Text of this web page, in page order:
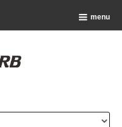
menu